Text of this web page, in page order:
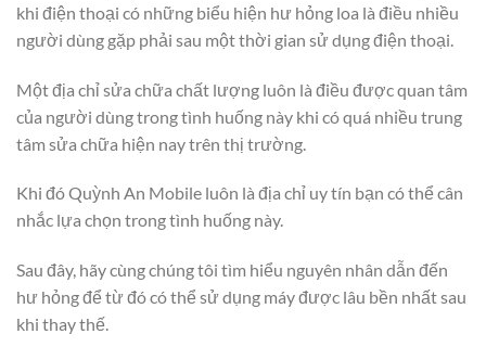
khi điện thoại có những biểu hiện hư hỏng loa là điều nhiều
người dùng gặp phải sau một thời gian sử dụng điện thoại.
Một địa chỉ sửa chữa chất lượng luôn là điều được quan tâm
của người dùng trong tình huống này khi có quá nhiều trung
tâm sửa chữa hiện nay trên thị trường.
Khi đó Quỳnh An Mobile luôn là địa chỉ uy tín bạn có thể cân
nhắc lựa chọn trong tình huống này.
Sau đây, hãy cùng chúng tôi tìm hiểu nguyên nhân dẫn đến
hư hỏng để từ đó có thể sử dụng máy được lâu bền nhất sau
khi thay thế.